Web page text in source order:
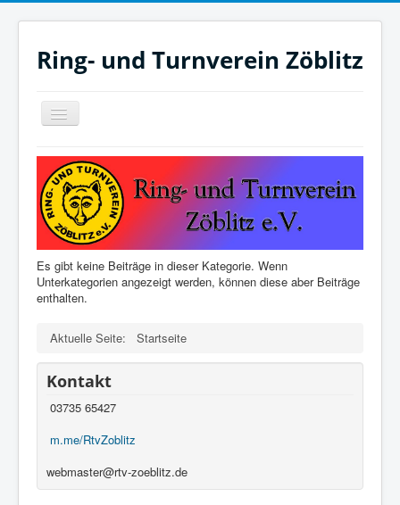
Ring- und Turnverein Zöblitz
Navigation
an/aus
Startseite
Sponsoren
Impressum
Author Login
Es gibt keine Beiträge in dieser Kategorie. Wenn
Unterkategorien angezeigt werden, können diese aber Beiträge
enthalten.
Aktuelle Seite: Startseite
Kontakt
03735 65427
m.me/RtvZoblitz
webmaster@rtv-zoeblitz.de